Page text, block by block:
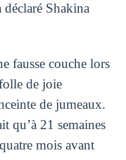
déclaré Shakina
fausse couche lors
de joie
de jumeaux.
qu’à 21 semaines
mois avant